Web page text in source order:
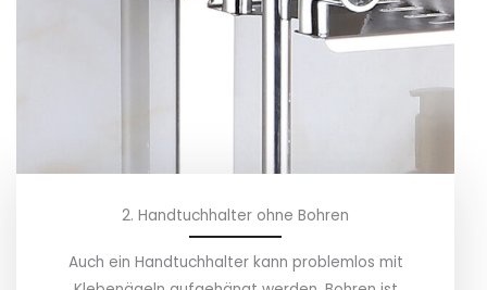
2. Handtuchhalter ohne Bohren
Auch ein Handtuchhalter kann problemlos mit